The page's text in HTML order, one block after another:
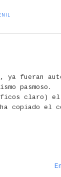
ya fueran
pasmoso.
claro) el
copiado el